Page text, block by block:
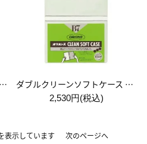
R-PETカードケース A3判用 1袋:10枚入 ダブルクリーンソフトケース B7判用 1箱:10枚入
2,530円(税込)
表示しています 次のページへ